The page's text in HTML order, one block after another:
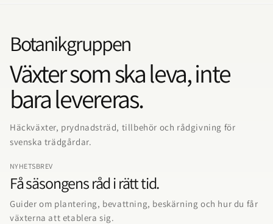
Botanikgruppen
Växter som ska leva, inte
bara levereras.
Häckväxter, prydnadsträd, tillbehör och rådgivning för
svenska trädgårdar.
NYHETSBREV
Få säsongens råd i rätt tid.
Guider om plantering, bevattning, beskärning och hur du får
växterna att etablera sig.